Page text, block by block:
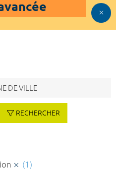
RECHERCHER
(1)